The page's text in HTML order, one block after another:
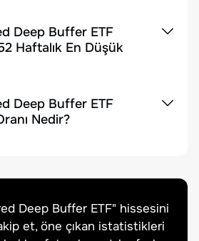
Deep Buffer ETF
Haftalık En Düşük
Deep Buffer ETF
Nedir?
Deep Buffer ETF" hissesini
et, öne çıkan istatistikleri